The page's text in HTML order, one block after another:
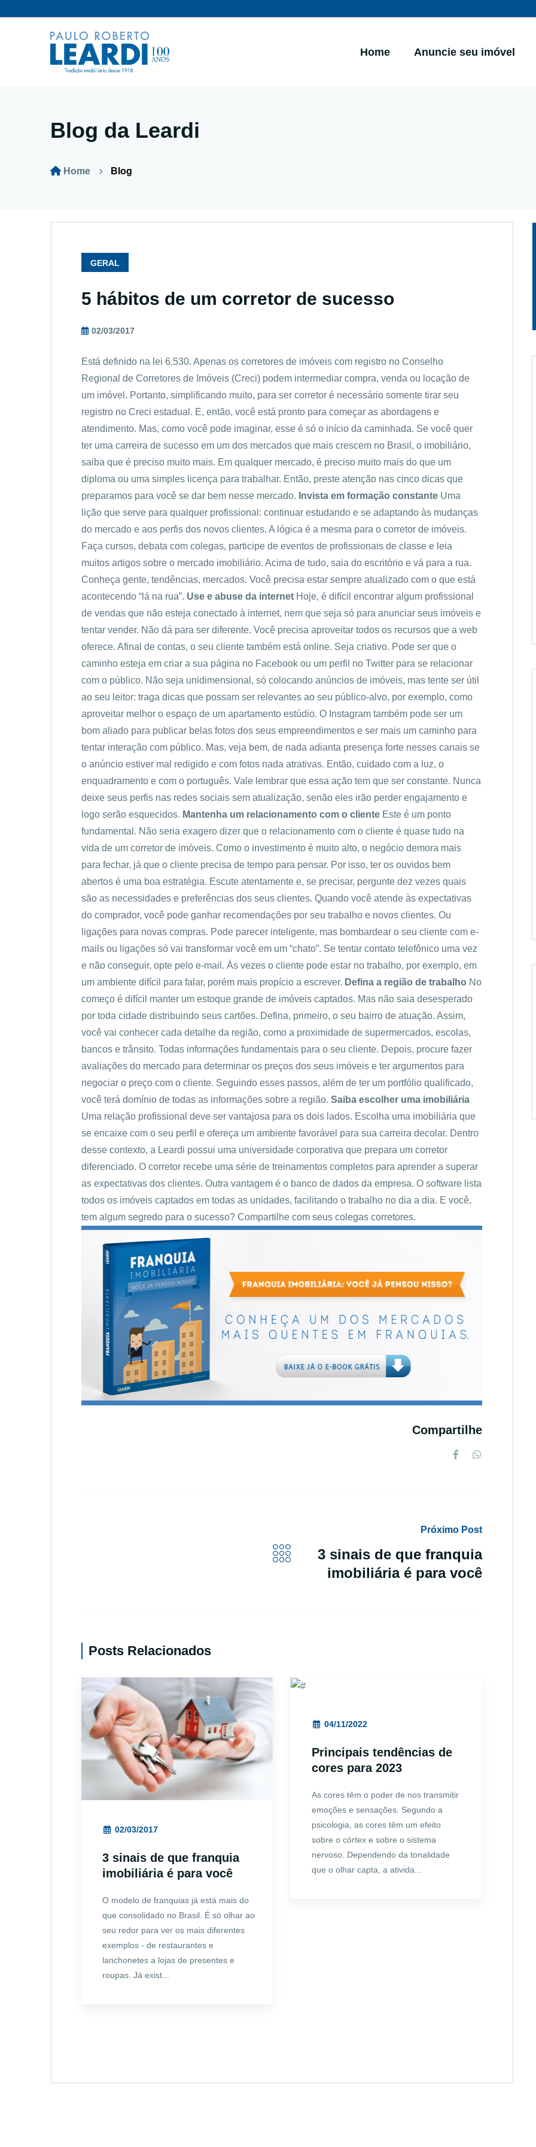
Home Anuncie seu imóvel
Blog da Leardi
Home Blog
GERAL
5 hábitos de um corretor de sucesso
02/03/2017
Está definido na lei 6.530. Apenas os corretores de imóveis com registro no Conselho
Regional de Corretores de Imóveis (Creci) podem intermediar compra, venda ou locação de
um imóvel. Portanto, simplificando muito, para ser corretor é necessário somente tirar seu
registro no Creci estadual. E, então, você está pronto para começar as abordagens e
atendimento. Mas, como você pode imaginar, esse é só o início da caminhada. Se você quer
ter uma carreira de sucesso em um dos mercados que mais crescem no Brasil, o imobiliário,
saiba que é preciso muito mais. Em qualquer mercado, é preciso muito mais do que um
diploma ou uma simples licença para trabalhar. Então, preste atenção nas cinco dicas que
preparamos para você se dar bem nesse mercado. Invista em formação constante Uma
lição que serve para qualquer profissional: continuar estudando e se adaptando às mudanças
do mercado e aos perfis dos novos clientes. A lógica é a mesma para o corretor de imóveis.
Faça cursos, debata com colegas, participe de eventos de profissionais de classe e leia
muitos artigos sobre o mercado imobiliário. Acima de tudo, saia do escritório e vá para a rua.
Conheça gente, tendências, mercados. Você precisa estar sempre atualizado com o que está
acontecendo “lá na rua”. Use e abuse da internet Hoje, é difícil encontrar algum profissional
de vendas que não esteja conectado à internet, nem que seja só para anunciar seus imóveis e
tentar vender. Não dá para ser diferente. Você precisa aproveitar todos os recursos que a web
oferece. Afinal de contas, o seu cliente também está online. Seja criativo. Pode ser que o
caminho esteja em criar a sua página no Facebook ou um perfil no Twitter para se relacionar
com o público. Não seja unidimensional, só colocando anúncios de imóveis, mas tente ser útil
ao seu leitor: traga dicas que possam ser relevantes ao seu público-alvo, por exemplo, como
aproveitar melhor o espaço de um apartamento estúdio. O Instagram também pode ser um
bom aliado para publicar belas fotos dos seus empreendimentos e ser mais um caminho para
tentar interação com público. Mas, veja bem, de nada adianta presença forte nesses canais se
o anúncio estiver mal redigido e com fotos nada atrativas. Então, cuidado com a luz, o
enquadramento e com o português. Vale lembrar que essa ação tem que ser constante. Nunca
deixe seus perfis nas redes sociais sem atualização, senão eles irão perder engajamento e
logo serão esquecidos. Mantenha um relacionamento com o cliente Este é um ponto
fundamental. Não seria exagero dizer que o relacionamento com o cliente é quase tudo na
vida de um corretor de imóveis. Como o investimento é muito alto, o negócio demora mais
para fechar, já que o cliente precisa de tempo para pensar. Por isso, ter os ouvidos bem
abertos é uma boa estratégia. Escute atentamente e, se precisar, pergunte dez vezes quais
são as necessidades e preferências dos seus clientes. Quando você atende às expectativas
do comprador, você pode ganhar recomendações por seu trabalho e novos clientes. Ou
ligações para novas compras. Pode parecer inteligente, mas bombardear o seu cliente com e-
mails ou ligações só vai transformar você em um “chato”. Se tentar contato telefônico uma vez
e não conseguir, opte pelo e-mail. Às vezes o cliente pode estar no trabalho, por exemplo, em
um ambiente difícil para falar, porém mais propício a escrever. Defina a região de trabalho No
começo é difícil manter um estoque grande de imóveis captados. Mas não saia desesperado
por toda cidade distribuindo seus cartões. Defina, primeiro, o seu bairro de atuação. Assim,
você vai conhecer cada detalhe da região, como a proximidade de supermercados, escolas,
bancos e trânsito. Todas informações fundamentais para o seu cliente. Depois, procure fazer
avaliações do mercado para determinar os preços dos seus imóveis e ter argumentos para
negociar o preço com o cliente. Seguindo esses passos, além de ter um portfólio qualificado,
você terá domínio de todas as informações sobre a região. Saiba escolher uma imobiliária
Uma relação profissional deve ser vantajosa para os dois lados. Escolha uma imobiliária que
se encaixe com o seu perfil e ofereça um ambiente favorável para sua carreira decolar. Dentro
desse contexto, a Leardi possui uma universidade corporativa que prepara um corretor
diferenciado. O corretor recebe uma série de treinamentos completos para aprender a superar
as expectativas dos clientes. Outra vantagem é o banco de dados da empresa. O software lista
todos os imóveis captados em todas as unidades, facilitando o trabalho no dia a dia. E você,
tem algum segredo para o sucesso? Compartilhe com seus colegas corretores.
Compartilhe
Próximo Post
3 sinais de que franquia
imobiliária é para você
Posts Relacionados
02/03/2017
3 sinais de que franquia
imobiliária é para você
O modelo de franquias já está mais do
que consolidado no Brasil. É só olhar ao
seu redor para ver os mais diferentes
exemplos - de restaurantes e
lanchonetes a lojas de presentes e
roupas. Já exist...
04/11/2022
Principais tendências de
cores para 2023
As cores têm o poder de nos transmitir
emoções e sensações. Segundo a
psicologia, as cores têm um efeito
sobre o córtex e sobre o sistema
nervoso. Dependendo da tonalidade
que o olhar capta, a ativida...